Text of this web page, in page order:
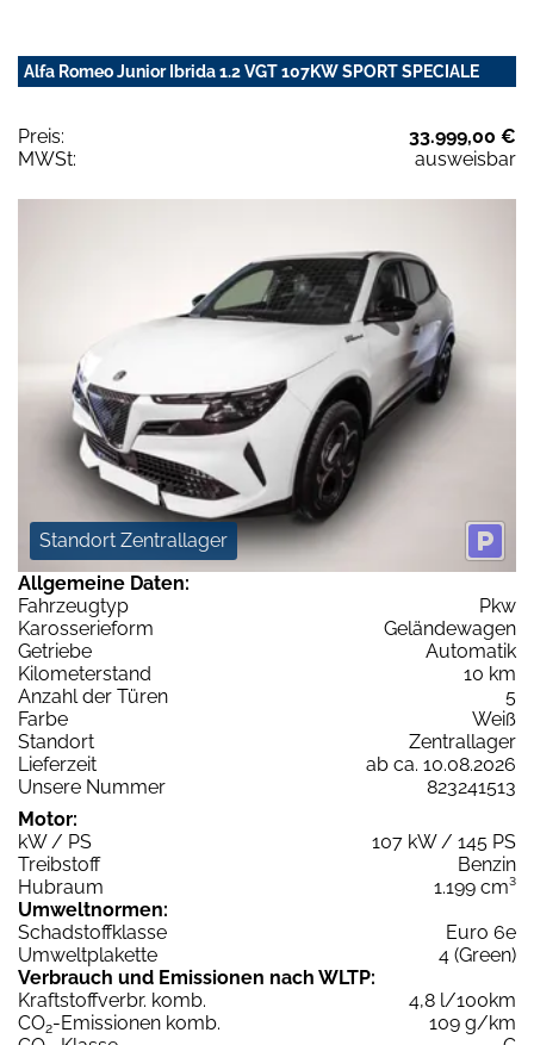
Alfa Romeo Junior Ibrida 1.2 VGT 107KW SPORT SPECIALE
Preis:
33.999,00 €
MWSt:
ausweisbar
Standort Zentrallager
Allgemeine Daten:
Fahrzeugtyp
Pkw
Karosserieform
Geländewagen
Getriebe
Automatik
Kilometerstand
10 km
Anzahl der Türen
5
Farbe
Weiß
Standort
Zentrallager
Lieferzeit
ab ca. 10.08.2026
Unsere Nummer
823241513
Motor:
kW / PS
107 kW / 145 PS
Treibstoff
Benzin
Hubraum
1.199 cm³
Umweltnormen:
Schadstoffklasse
Euro 6e
Umweltplakette
4 (Green)
Verbrauch und Emissionen nach WLTP:
Kraftstoffverbr. komb.
4,8 l/100km
CO2-Emissionen komb.
109 g/km